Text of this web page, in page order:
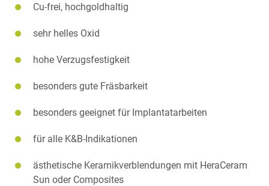
Cu-frei, hochgoldhaltig
sehr helles Oxid
hohe Verzugsfestigkeit
besonders gute Fräsbarkeit
besonders geeignet für Implantatarbeiten
für alle K&B-Indikationen
ästhetische Keramikverblendungen mit HeraCeram
Sun oder Composites